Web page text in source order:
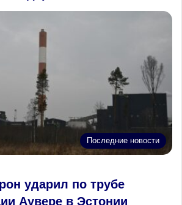
Последние новости
ударил по трубе
Аувере в Эстонии